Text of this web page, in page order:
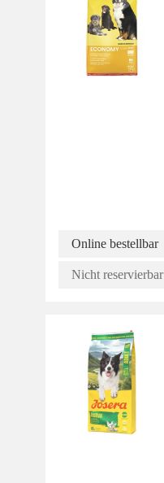
Online bestellbar
Nicht reservierbar